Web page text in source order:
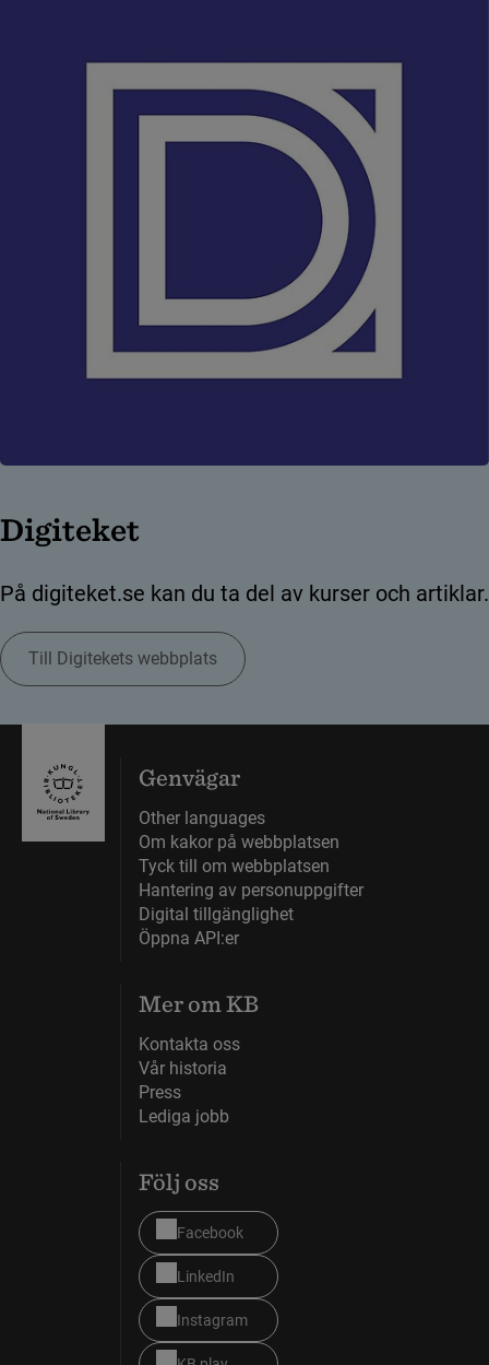
Digiteket
På digiteket.se kan du ta del av kurser och artiklar.
Till Digitekets webbplats(länk till annan webbplats)
Genvägar
Other languages
Om kakor på webbplatsen
Tyck till om webbplatsen
Hantering av personuppgifter
Digital tillgänglighet
Öppna API:er
Mer om KB
Kontakta oss
Vår historia
Press
Lediga jobb
Följ oss
Facebook
LinkedIn
Instagram